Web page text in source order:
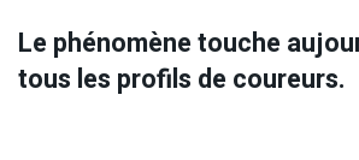
Le phénomène touche
tous les profils de coureurs.